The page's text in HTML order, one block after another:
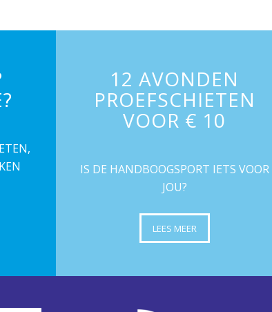
12 AVONDEN
PROEFSCHIETEN
VOOR € 10
IS DE HANDBOOGSPORT IETS VOOR
JOU?
LEES MEER